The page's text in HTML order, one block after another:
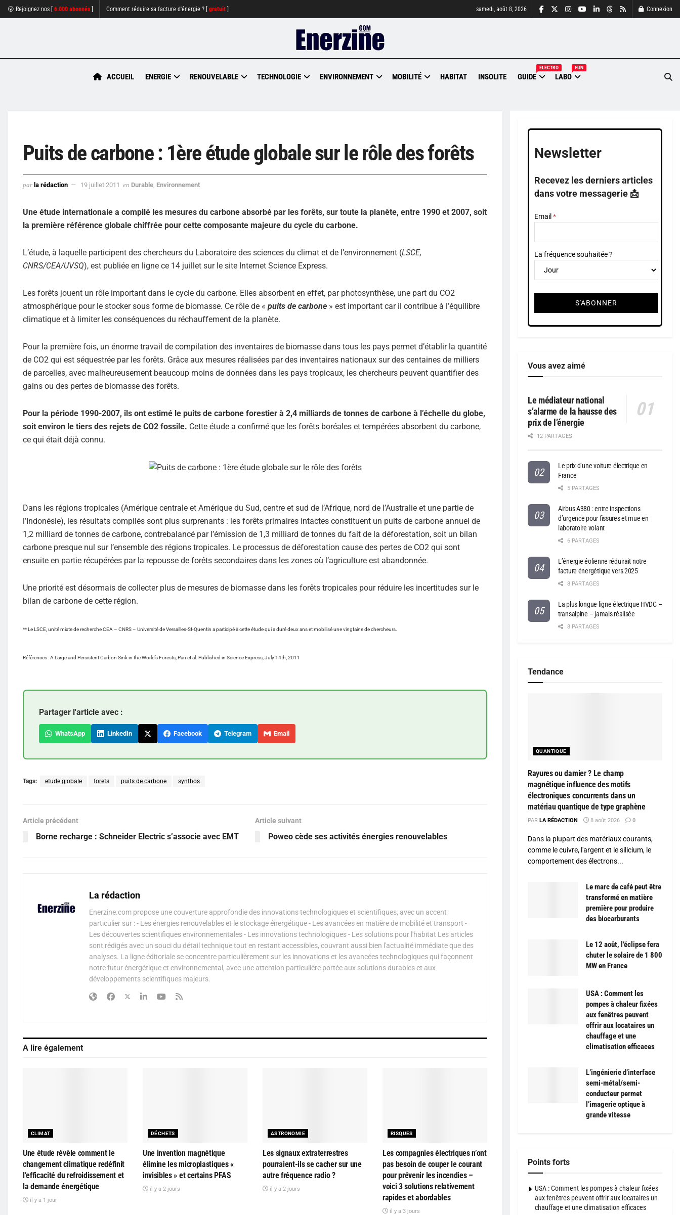
😮 Rejoignez nos [ 6.000 abonnés Comment réduire sa facture d'énergie ? [ gratuit samedi, août 8, 2026 Connexion
ACCUEIL ENERGIE RENOUVELABLE TECHNOLOGIE ENVIRONNEMENT MOBILITÉ HABITAT INSOLITE GUIDE
ELECTRO
LABO
FUN
Puits de carbone : 1ère étude globale sur le rôle des forêts
par la rédaction 19 juillet 2011 en Durable Environnement
Une étude internationale a compilé les mesures du carbone absorbé par les forêts, sur toute la planète, entre 1990 et 2007, soit
la première référence globale chiffrée pour cette composante majeure du cycle du carbone.
L’étude, à laquelle participent des chercheurs du Laboratoire des sciences du climat et de l’environnement (LSCE,
CNRS/CEA/UVSQ), est publiée en ligne ce 14 juillet sur le site Internet Science Express.
Les forêts jouent un rôle important dans le cycle du carbone. Elles absorbent en effet, par photosynthèse, une part du CO2
atmosphérique pour le stocker sous forme de biomasse. Ce rôle de « puits de carbone » est important car il contribue à l’équilibre
climatique et à limiter les conséquences du réchauffement de la planète.
Pour la première fois, un énorme travail de compilation des inventaires de biomasse dans tous les pays permet d’établir la quantité
de CO2 qui est séquestrée par les forêts. Grâce aux mesures réalisées par des inventaires nationaux sur des centaines de milliers
de parcelles, avec malheureusement beaucoup moins de données dans les pays tropicaux, les chercheurs peuvent quantifier des
gains ou des pertes de biomasse des forêts.
Pour la période 1990-2007, ils ont estimé le puits de carbone forestier à 2,4 milliards de tonnes de carbone à l’échelle du globe,
soit environ le tiers des rejets de CO2 fossile. Cette étude a confirmé que les forêts boréales et tempérées absorbent du carbone,
ce qui était déjà connu.
Dans les régions tropicales (Amérique centrale et Amérique du Sud, centre et sud de l’Afrique, nord de l’Australie et une partie de
l’Indonésie), les résultats compilés sont plus surprenants : les forêts primaires intactes constituent un puits de carbone annuel de
1,2 milliard de tonnes de carbone, contrebalancé par l’émission de 1,3 milliard de tonnes du fait de la déforestation, soit un bilan
carbone presque nul sur l’ensemble des régions tropicales. Le processus de déforestation cause des pertes de CO2 qui sont
ensuite en partie récupérées par la repousse de forêts secondaires dans les zones où l’agriculture est abandonnée.
Une priorité est désormais de collecter plus de mesures de biomasse dans les forêts tropicales pour réduire les incertitudes sur le
bilan de carbone de cette région.
** Le LSCE, unité mixte de recherche CEA – CNRS – Université de Versailles-St-Quentin a participé à cette étude qui a duré deux ans et mobilisé une vingtaine de chercheurs.
Références : A Large and Persistent Carbon Sink in the World’s Forests, Pan et al. Published in Science Express, July 14th, 2011
Partager l'article avec :
WhatsApp LinkedIn Facebook Telegram Email
Tags: etude globale forets puits de carbone synthos
Article précédent
Borne recharge : Schneider Electric s’associe avec EMT
Article suivant
Poweo cède ses activités énergies renouvelables
La rédaction
Enerzine.com propose une couverture approfondie des innovations technologiques et scientifiques, avec un accent
particulier sur : - Les énergies renouvelables et le stockage énergétique - Les avancées en matière de mobilité et transport -
Les découvertes scientifiques environnementales - Les innovations technologiques - Les solutions pour l'habitat Les articles
sont rédigés avec un souci du détail technique tout en restant accessibles, couvrant aussi bien l'actualité immédiate que des
analyses. La ligne éditoriale se concentre particulièrement sur les innovations et les avancées technologiques qui façonnent
notre futur énergétique et environnemental, avec une attention particulière portée aux solutions durables et aux
développements scientifiques majeurs.
A lire également
CLIMAT
Une étude révèle comment le
changement climatique redéfinit
l’efficacité du refroidissement et
la demande énergétique
il y a 1 jour
DÉCHETS
Une invention magnétique
élimine les microplastiques «
invisibles » et certains PFAS
il y a 2 jours
ASTRONOMIE
Les signaux extraterrestres
pourraient-ils se cacher sur une
autre fréquence radio ?
il y a 2 jours
RISQUES
Les compagnies électriques n’ont
pas besoin de couper le courant
pour prévenir les incendies –
voici 3 solutions relativement
rapides et abordables
il y a 3 jours
Newsletter
Recevez les derniers articles
dans votre messagerie 📩
Email
La fréquence souhaitée ?
Vous avez aimé
Le médiateur national
s’alarme de la hausse des
prix de l’énergie
12 PARTAGES
Le prix d’une voiture électrique en
France
5 PARTAGES
Airbus A380 : entre inspections
d’urgence pour fissures et mue en
laboratoire volant
6 PARTAGES
L’énergie éolienne réduirait notre
facture énergétique vers 2025
8 PARTAGES
La plus longue ligne électrique HVDC –
transalpine – jamais réalisée
8 PARTAGES
Tendance
QUANTIQUE
Rayures ou damier ? Le champ
magnétique influence des motifs
électroniques concurrents dans un
matériau quantique de type graphène
PAR LA RÉDACTION 8 août 2026 0
Dans la plupart des matériaux courants,
comme le cuivre, l'argent et le silicium, le
comportement des électrons...
Le marc de café peut être
transformé en matière
première pour produire
des biocarburants
Le 12 août, l’éclipse fera
chuter le solaire de 1 800
MW en France
USA : Comment les
pompes à chaleur fixées
aux fenêtres peuvent
offrir aux locataires un
chauffage et une
climatisation efficaces
L’ingénierie d’interface
semi-métal/semi-
conducteur permet
l’imagerie optique à
grande vitesse
Points forts
USA : Comment les pompes à chaleur fixées
aux fenêtres peuvent offrir aux locataires un
chauffage et une climatisation efficaces